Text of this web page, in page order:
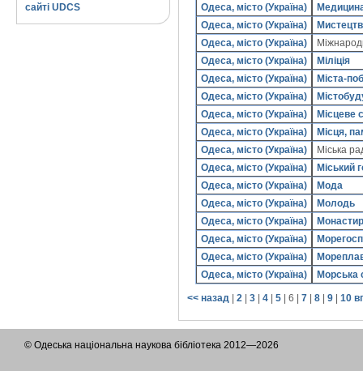
сайті UDCS
Одеса, місто (Україна)
Одеса, місто (Україна)
Одеса, місто (Україна)
Одеса, місто (Україна)
Міліція
Одеса, місто (Україна)
Міста-
Одеса, місто (Україна)
Одеса, місто (Україна)
Місцеве
Одеса, місто (Україна)
Місця,
Одеса, місто (Україна)
Міська
Одеса, місто (Україна)
Міський
Одеса, місто (Україна)
Мода
Одеса, місто (Україна)
Молодь
Одеса, місто (Україна)
Одеса, місто (Україна)
Одеса, місто (Україна)
Одеса, місто (Україна)
Морська
<< назад | 2 | 3 | 4 | 5 | 6 | 7 | 8 | 9 | 10
© Одеська національна наукова бібліотека 2012—2026